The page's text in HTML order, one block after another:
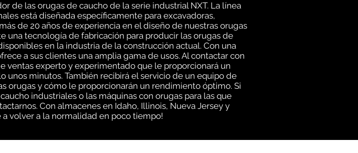
de las orugas de caucho de la serie industrial NXT. La línea
está diseñada específicamente para excavadoras,
de 20 años de experiencia en el diseño de nuestras orugas
una tecnología de fabricación para producir las orugas de
en la industria de la construcción actual. Con una
a sus clientes una amplia gama de usos. Al contactar con
ventas experto y experimentado que le proporcionará un
unos minutos. También recibirá el servicio de un equipo de
orugas y cómo le proporcionarán un rendimiento óptimo. Si
industriales o las máquinas con orugas para las que
Con almacenes en Idaho, Illinois, Nueva Jersey y
a volver a la normalidad en poco tiempo!